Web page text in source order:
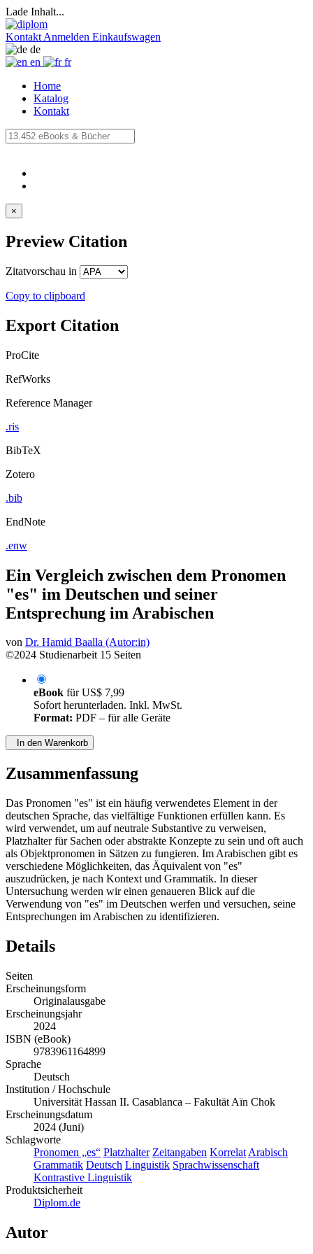
Lade Inhalt...
Kontakt Anmelden Einkaufswagen
de
en
fr
Home
Katalog
Kontakt
×
Preview Citation
Zitatvorschau in
Copy to clipboard
Export Citation
ProCite
RefWorks
Reference Manager
.ris
BibTeX
Zotero
.bib
EndNote
.enw
Ein Vergleich zwischen dem Pronomen
"es" im Deutschen und seiner
Entsprechung im Arabischen
von Dr. Hamid Baalla (Autor:in)
©2024 Studienarbeit 15 Seiten
eBook fürUS$ 7,99
Sofort herunterladen. Inkl. MwSt.
Format: PDF – für alle Geräte
In den Warenkorb
Zusammenfassung
Das Pronomen "es" ist ein häufig verwendetes Element in der
deutschen Sprache, das vielfältige Funktionen erfüllen kann. Es
wird verwendet, um auf neutrale Substantive zu verweisen,
Platzhalter für Sachen oder abstrakte Konzepte zu sein und oft auch
als Objektpronomen in Sätzen zu fungieren. Im Arabischen gibt es
verschiedene Möglichkeiten, das Äquivalent von "es"
auszudrücken, je nach Kontext und Grammatik. In dieser
Untersuchung werden wir einen genaueren Blick auf die
Verwendung von "es" im Deutschen werfen und versuchen, seine
Entsprechungen im Arabischen zu identifizieren.
Details
Seiten
Erscheinungsform
Originalausgabe
Erscheinungsjahr
2024
ISBN (eBook)
9783961164899
Sprache
Deutsch
Institution / Hochschule
Universität Hassan II. Casablanca – Fakultät Aïn Chok
Erscheinungsdatum
2024 (Juni)
Schlagworte
Pronomen „es“ Platzhalter Zeitangaben Korrelat Arabisch
Grammatik Deutsch Linguistik Sprachwissenschaft
Kontrastive Linguistik
Produktsicherheit
Diplom.de
Autor